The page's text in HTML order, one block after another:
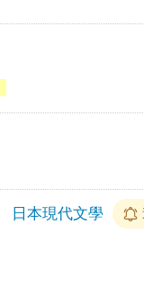
日本現代文學